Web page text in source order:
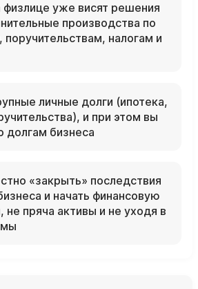
физлице уже висят решения
производства по
налогам и
личные долги (ипотека,
и при этом вы
долгам бизнеса
«закрыть» последствия
и начать финансовую
не пряча активы и не уходя в